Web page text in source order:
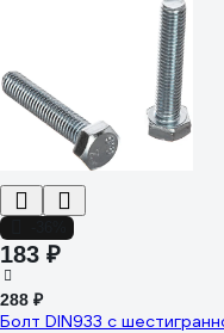
183 ₽
288 ₽
Болт DIN933 с